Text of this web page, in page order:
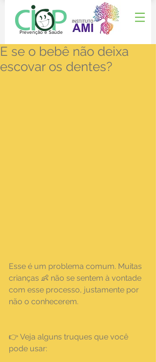
Prevenção e Saúde
E se o bebê não deixa
escovar os dentes?
Esse é um problema comum. Muitas
crianças 👶 não se sentem à vontade
com esse processo, justamente por
não o conhecerem.
👉 Veja alguns truques que você
pode usar: